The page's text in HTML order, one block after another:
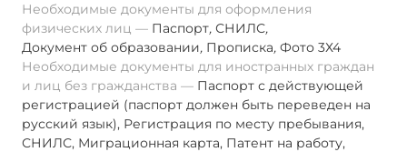
Необходимые документы для оформления
физических лиц
Паспорт, СНИЛС,
Документ об образовании, Прописка, Фото 3Х4
Необходимые документы для иностранных граждан
и лиц без гражданства
Паспорт с действующей
регистрацией (паспорт должен быть переведен на
русский язык), Регистрация по месту пребывания,
СНИЛС, Миграционная карта, Патент на работу,